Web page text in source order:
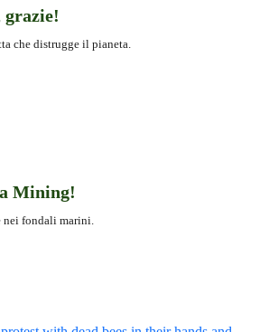
grazie!
che distrugge il pianeta.
Mining!
fondali marini.